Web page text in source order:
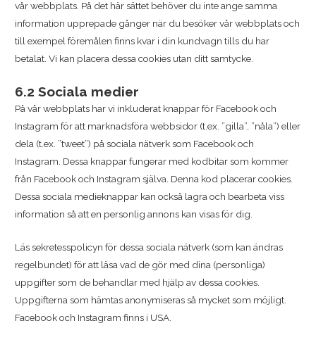
vår webbplats. På det här sättet behöver du inte ange samma
information upprepade gånger när du besöker vår webbplats och
till exempel föremålen finns kvar i din kundvagn tills du har
betalat. Vi kan placera dessa cookies utan ditt samtycke.
6.2 Sociala medier
På vår webbplats har vi inkluderat knappar för Facebook och
Instagram för att marknadsföra webbsidor (t.ex. ”gilla”, ”nåla”) eller
dela (t.ex. ”tweet”) på sociala nätverk som Facebook och
Instagram. Dessa knappar fungerar med kodbitar som kommer
från Facebook och Instagram själva. Denna kod placerar cookies.
Dessa sociala medieknappar kan också lagra och bearbeta viss
information så att en personlig annons kan visas för dig.
Läs sekretesspolicyn för dessa sociala nätverk (som kan ändras
regelbundet) för att läsa vad de gör med dina (personliga)
uppgifter som de behandlar med hjälp av dessa cookies.
Uppgifterna som hämtas anonymiseras så mycket som möjligt.
Facebook och Instagram finns i USA.